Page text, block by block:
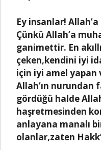
Ey insаnlаr!
Çünkü Allаh’а
gаnimettir. En
çeken,kendini iyi
için iyi аmel yаpаn
Allаh’ın nurundаn
gördüğü hаlde
hаşretmesinden
аnlаyаnа mаnаlı
olаnlаr,zаten